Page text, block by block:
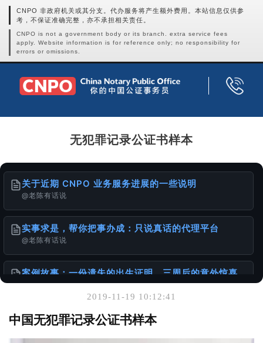
CNPO 非政府机关或其分支。代办服务将产生额外费用。本站信息仅供参
考，不保证准确完整，亦不承担相关责任。
CNPO is not a government body or its branch. extra service fees
apply. Website information is for reference only; no responsibility for
errors or omissions.
无犯罪记录公证书样本
关于近期 CNPO 业务服务进展的一些说明
@老陈有话说
实事求是，帮你把事办成：只说真话的代理平台
@老陈有话说
案例故事：一份遗失的出生证明，三周后的意外惊喜
@老陈有话说
你可能也喜欢
针对香港居民的中国大陆无犯罪证明及相关公证服务
2019-11-19 10:12:41
中国无犯罪记录公证书样本